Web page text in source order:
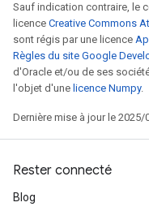
Sauf indication contraire, le
licence Creative Commons
sont régis par une licence
Règles du site Google
d'Oracle et/ou de ses
l'objet d'une licence Numpy.
Dernière mise à jour le 2025/
Rester connecté
Blog